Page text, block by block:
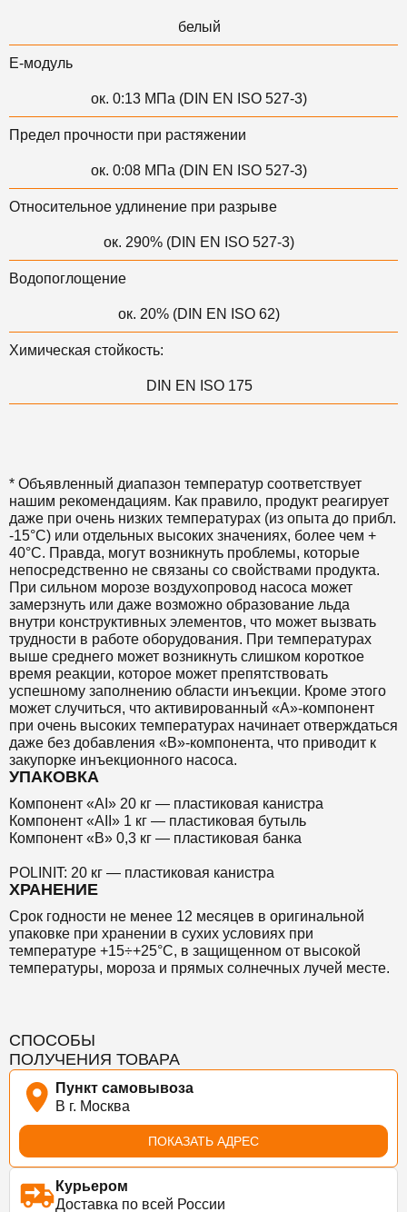
белый
Е-модуль
ок. 0:13 МПа (DIN EN ISO 527-3)
Предел прочности при растяжении
ок. 0:08 МПа (DIN EN ISO 527-3)
Относительное удлинение при разрыве
ок. 290% (DIN EN ISO 527-3)
Водопоглощение
ок. 20% (DIN EN ISO 62)
Химическая стойкость:
DIN EN ISO 175
* Объявленный диапазон температур соответствует
нашим рекомендациям. Как правило, продукт реагирует
даже при очень низких температурах (из опыта до прибл.
-15°C) или отдельных высоких значениях, более чем +
40°С. Правда, могут возникнуть проблемы, которые
непосредственно не связаны со свойствами продукта.
При сильном морозе воздухопровод насоса может
замерзнуть или даже возможно образование льда
внутри конструктивных элементов, что может вызвать
трудности в работе оборудования. При температурах
выше среднего может возникнуть слишком короткое
время реакции, которое может препятствовать
успешному заполнению области инъекции. Кроме этого
может случиться, что активированный «А»-компонент
при очень высоких температурах начинает отверждаться
даже без добавления «B»-компонента, что приводит к
закупорке инъекционного насоса.
УПАКОВКА
Компонент «AI» 20 кг — пластиковая канистра
Компонент «AII» 1 кг — пластиковая бутыль
Компонент «B» 0,3 кг — пластиковая банка
POLINIT: 20 кг — пластиковая канистра
ХРАНЕНИЕ
Срок годности не менее 12 месяцев в оригинальной
упаковке при хранении в сухих условиях при
температуре +15÷+25°С, в защищенном от высокой
температуры, мороза и прямых солнечных лучей месте.
СПОСОБЫ
ПОЛУЧЕНИЯ ТОВАРА
Пункт самовывоза
В г. Москва
ПОКАЗАТЬ АДРЕС
Курьером
Доставка по всей России